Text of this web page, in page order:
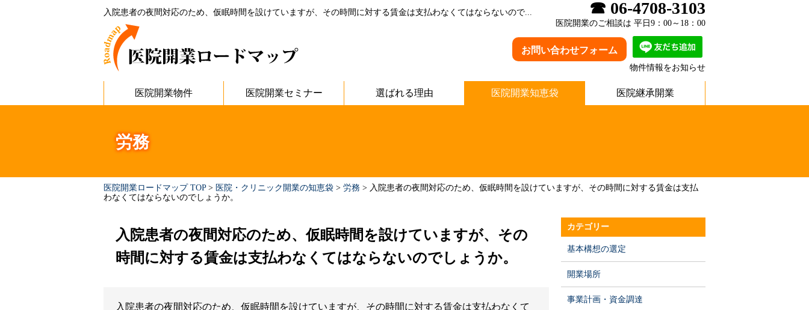
入院患者の夜間対応のため、仮眠時間を設けていますが、その時間に対する賃金は支払わなくてはならないので... ☎ 06-4708-3103
医院開業のご相談は 平日9：00～18：00
お問い合わせフォーム
物件情報をお知らせ
医院開業物件 医院開業セミナー 選ばれる理由 医院開業知恵袋 医院継承開業
労務
医院開業ロードマップ TOP> 医院・クリニック開業の知恵袋 > 労務 > 入院患者の夜間対応のため、仮眠時間を設けていますが、その時間に対する賃金は支払
わなくてはならないのでしょうか。
入院患者の夜間対応のため、仮眠時間を設けていますが、その
時間に対する賃金は支払わなくてはならないのでしょうか。
入院患者の夜間対応のため、仮眠時間を設けていますが、その時間に対する賃金は支払わなくて
カテゴリー
基本構想の選定
開業場所
事業計画・資金調達